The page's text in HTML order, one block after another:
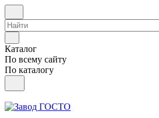
Каталог
По всему сайту
По каталогу